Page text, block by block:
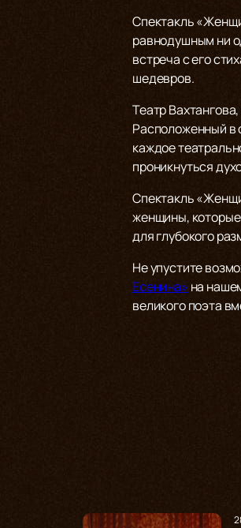
Спектакль
равнодушным ни
встреча с его
шедевров.
Театр
Расположенный в
каждое
проникнуться
Спектакль
женщины, которые
для глубокого
Не упустите
Есенина» на
великого поэта